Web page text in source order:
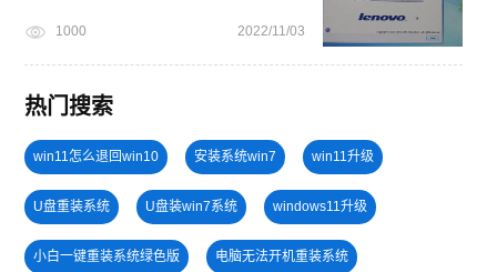
1000 2022/11/03
热门搜索
win11怎么退回win10 安装系统win7 win11升级
U盘重装系统 U盘装win7系统 windows11升级
小白一键重装系统绿色版 电脑无法开机重装系统